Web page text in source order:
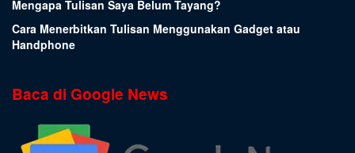
Mengapa Tulisan Saya Belum Tayang?
Cara Menerbitkan Tulisan Menggunakan Gadget atau
Handphone
Baca di Google News